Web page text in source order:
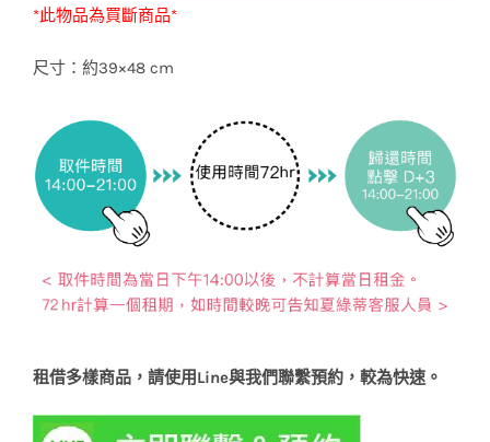
*此物品為買斷商品*
尺寸：約39×48 cm
租借多樣商品，請使用Line與我們聯繫預約，較為快速。